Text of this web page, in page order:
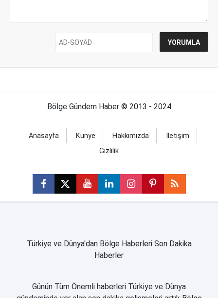
Bölge Gündem Haber © 2013 - 2024
Anasayfa Künye Hakkımızda
İletişim
Gizlilik
Türkiye ve Dünya'dan Bölge Haberleri Son Dakika
Haberler
Günün Tüm Önemli haberleri Türkiye ve Dünya